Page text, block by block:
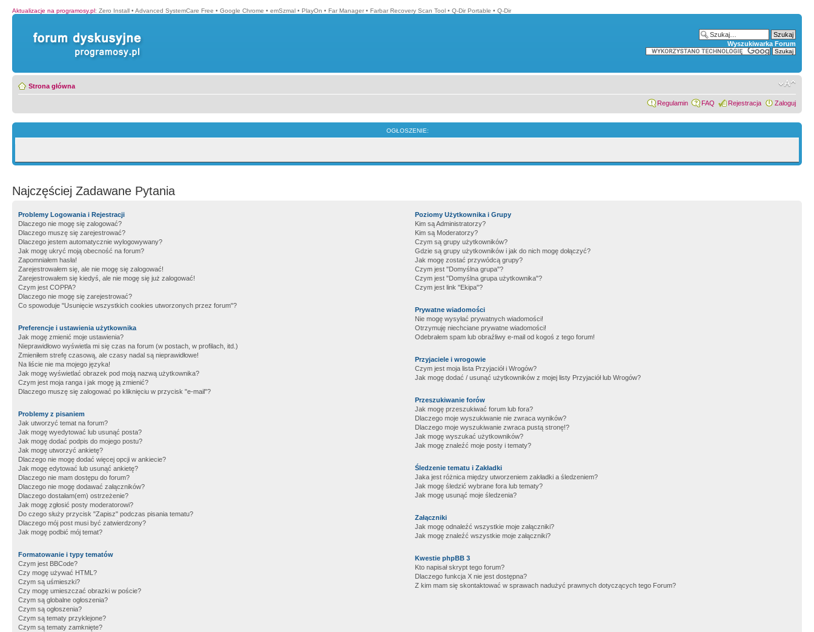
Aktualizacje na programosy.pl: Zero Install • Advanced SystemCare Free • Google Chrome • emSzmal • PlayOn • Far Manager • Farbar Recovery Scan Tool • Q-Dir Portable • Q-Dir
Wyszukiwarka Forum
Strona główna
Regulamin FAQ Rejestracja Zaloguj
OGŁOSZENIE:
Najczęściej Zadawane Pytania
Problemy Logowania i Rejestracji
Dlaczego nie mogę się zalogować?
Dlaczego muszę się zarejestrować?
Dlaczego jestem automatycznie wylogowywany?
Jak mogę ukryć moją obecność na forum?
Zapomniałem hasła!
Zarejestrowałem się, ale nie mogę się zalogować!
Zarejestrowałem się kiedyś, ale nie mogę się już zalogować!
Czym jest COPPA?
Dlaczego nie mogę się zarejestrować?
Co spowoduje "Usunięcie wszystkich cookies utworzonych przez forum"?
Preferencje i ustawienia użytkownika
Jak mogę zmienić moje ustawienia?
Nieprawidłowo wyświetla mi się czas na forum (w postach, w profilach, itd.)
Zmieniłem strefę czasową, ale czasy nadal są nieprawidłowe!
Na liście nie ma mojego języka!
Jak mogę wyświetlać obrazek pod moją nazwą użytkownika?
Czym jest moja ranga i jak mogę ją zmienić?
Dlaczego muszę się zalogować po kliknięciu w przycisk "e-mail"?
Problemy z pisaniem
Jak utworzyć temat na forum?
Jak mogę wyedytować lub usunąć posta?
Jak mogę dodać podpis do mojego postu?
Jak mogę utworzyć ankietę?
Dlaczego nie mogę dodać więcej opcji w ankiecie?
Jak mogę edytować lub usunąć ankietę?
Dlaczego nie mam dostępu do forum?
Dlaczego nie mogę dodawać załączników?
Dlaczego dostałam(em) ostrzeżenie?
Jak mogę zgłosić posty moderatorowi?
Do czego służy przycisk "Zapisz" podczas pisania tematu?
Dlaczego mój post musi być zatwierdzony?
Jak mogę podbić mój temat?
Formatowanie i typy tematów
Czym jest BBCode?
Czy mogę używać HTML?
Czym są uśmieszki?
Czy mogę umieszczać obrazki w poście?
Czym są globalne ogłoszenia?
Czym są ogłoszenia?
Czym są tematy przyklejone?
Czym są tematy zamknięte?
Poziomy Użytkownika i Grupy
Kim są Administratorzy?
Kim są Moderatorzy?
Czym są grupy użytkowników?
Gdzie są grupy użytkowników i jak do nich mogę dołączyć?
Jak mogę zostać przywódcą grupy?
Czym jest "Domyślna grupa"?
Czym jest "Domyślna grupa użytkownika"?
Czym jest link "Ekipa"?
Prywatne wiadomości
Nie mogę wysyłać prywatnych wiadomości!
Otrzymuję niechciane prywatne wiadomości!
Odebrałem spam lub obraźliwy e-mail od kogoś z tego forum!
Przyjaciele i wrogowie
Czym jest moja lista Przyjaciół i Wrogów?
Jak mogę dodać / usunąć użytkowników z mojej listy Przyjaciół lub Wrogów?
Przeszukiwanie forów
Jak mogę przeszukiwać forum lub fora?
Dlaczego moje wyszukiwanie nie zwraca wyników?
Dlaczego moje wyszukiwanie zwraca pustą stronę!?
Jak mogę wyszukać użytkowników?
Jak mogę znaleźć moje posty i tematy?
Śledzenie tematu i Zakładki
Jaka jest różnica między utworzeniem zakładki a śledzeniem?
Jak mogę śledzić wybrane fora lub tematy?
Jak mogę usunąć moje śledzenia?
Załączniki
Jak mogę odnaleźć wszystkie moje załączniki?
Jak mogę znaleźć wszystkie moje załączniki?
Kwestie phpBB 3
Kto napisał skrypt tego forum?
Dlaczego funkcja X nie jest dostępna?
Z kim mam się skontaktować w sprawach nadużyć prawnych dotyczących tego Forum?